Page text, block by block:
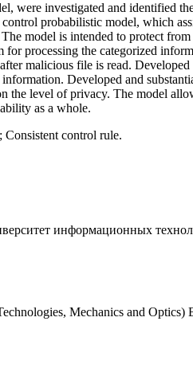
were investigated and identified
control probabilistic model, which
model is intended to protect from
processing the categorized
malicious file is read.
Developed and
the level of privacy. The model
as a whole.
control rule.
информационных
Mechanics and Optics)